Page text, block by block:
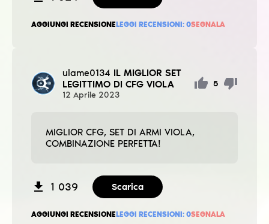
AGGIUNGI RECENSIONELEGGI RECENSIONI: 0SEGNALA
ulame0134 IL MIGLIOR SET
LEGITTIMO DI CFG VIOLA
12 Aprile 2023
5
MIGLIOR CFG, SET DI ARMI VIOLA,
COMBINAZIONE PERFETTA!
1 039 Scarica
AGGIUNGI RECENSIONELEGGI RECENSIONI: 0SEGNALA